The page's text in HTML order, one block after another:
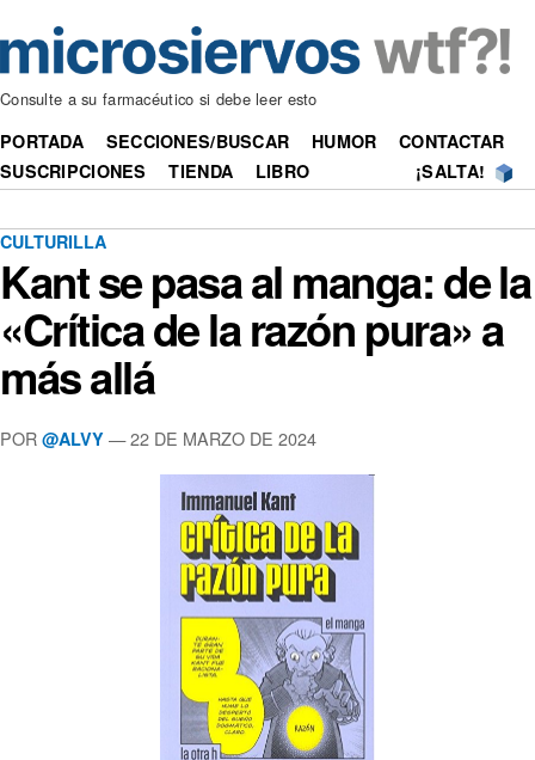
Consulte a su farmacéutico si debe leer esto
PORTADA SECCIONES/BUSCAR HUMOR
CONTACTAR
SUSCRIPCIONES
TIENDA LIBRO ¡SALTA!
CULTURILLA
Kant se pasa al manga: de la
«Crítica de la razón pura» a
más allá
POR @ALVY —22 DE MARZO DE 2024